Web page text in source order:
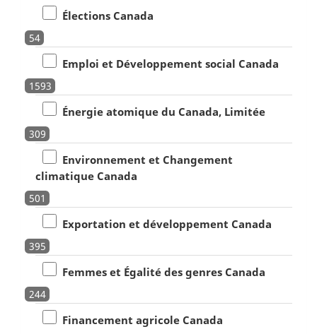
Élections Canada
54
Emploi et Développement social Canada
1593
Énergie atomique du Canada, Limitée
309
Environnement et Changement
climatique Canada
501
Exportation et développement Canada
395
Femmes et Égalité des genres Canada
244
Financement agricole Canada